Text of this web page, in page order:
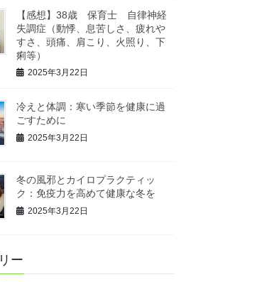
【感想】38歳 保育士 自律神経
失調症（動悸、息苦しさ、疲れや
すさ、頭痛、肩こり、火照り、下
痢等）
2025年3月22日
冷えと体調：寒い季節を健康に過
ごすために
2025年3月22日
冬の風邪とカイロプラクティッ
ク：免疫力を高めて健康な冬を
2025年3月22日
ー